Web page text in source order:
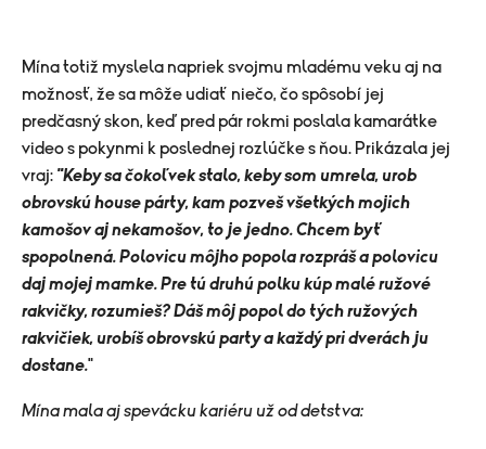
Mína totiž myslela napriek svojmu mladému veku aj na
možnosť, že sa môže udiať niečo, čo spôsobí jej
predčasný skon, keď pred pár rokmi poslala kamarátke
video s pokynmi k poslednej rozlúčke s ňou. Prikázala jej
vraj: "Keby sa čokoľvek stalo, keby som umrela, urob
obrovskú house párty, kam pozveš všetkých mojich
kamošov aj nekamošov, to je jedno. Chcem byť
spopolnená. Polovicu môjho popola rozpráš a polovicu
daj mojej mamke. Pre tú druhú polku kúp malé ružové
rakvičky, rozumieš? Dáš môj popol do tých ružových
rakvičiek, urobíš obrovskú party a každý pri dverách ju
dostane."
Mína mala aj spevácku kariéru už od detstva: